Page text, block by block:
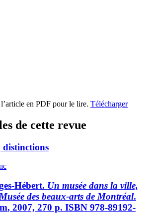
en PDF pour le lire. Télécharger
de cette revue
Hébert. Un musée dans la ville,
des beaux-arts de Montréal.
, 2007, 270 p. ISBN 978-89192-